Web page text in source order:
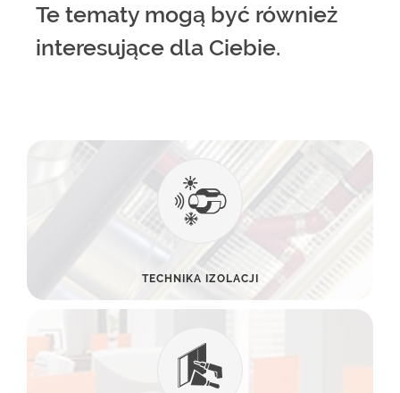
Te tematy mogą być również
interesujące dla Ciebie.
TECHNIKA IZOLACJI